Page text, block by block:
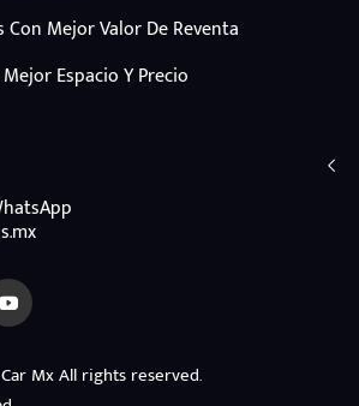
Mejor Valor De Reventa
Espacio Y Precio
Mx All rights reserved.